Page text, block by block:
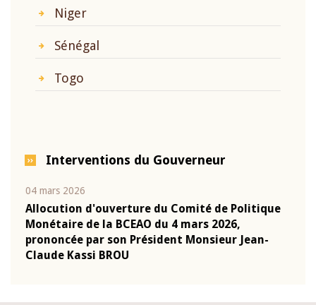
Niger
Sénégal
Togo
Interventions du Gouverneur
04 mars 2026
Allocution d'ouverture du Comité de Politique
Monétaire de la BCEAO du 4 mars 2026,
prononcée par son Président Monsieur Jean-
Claude Kassi BROU